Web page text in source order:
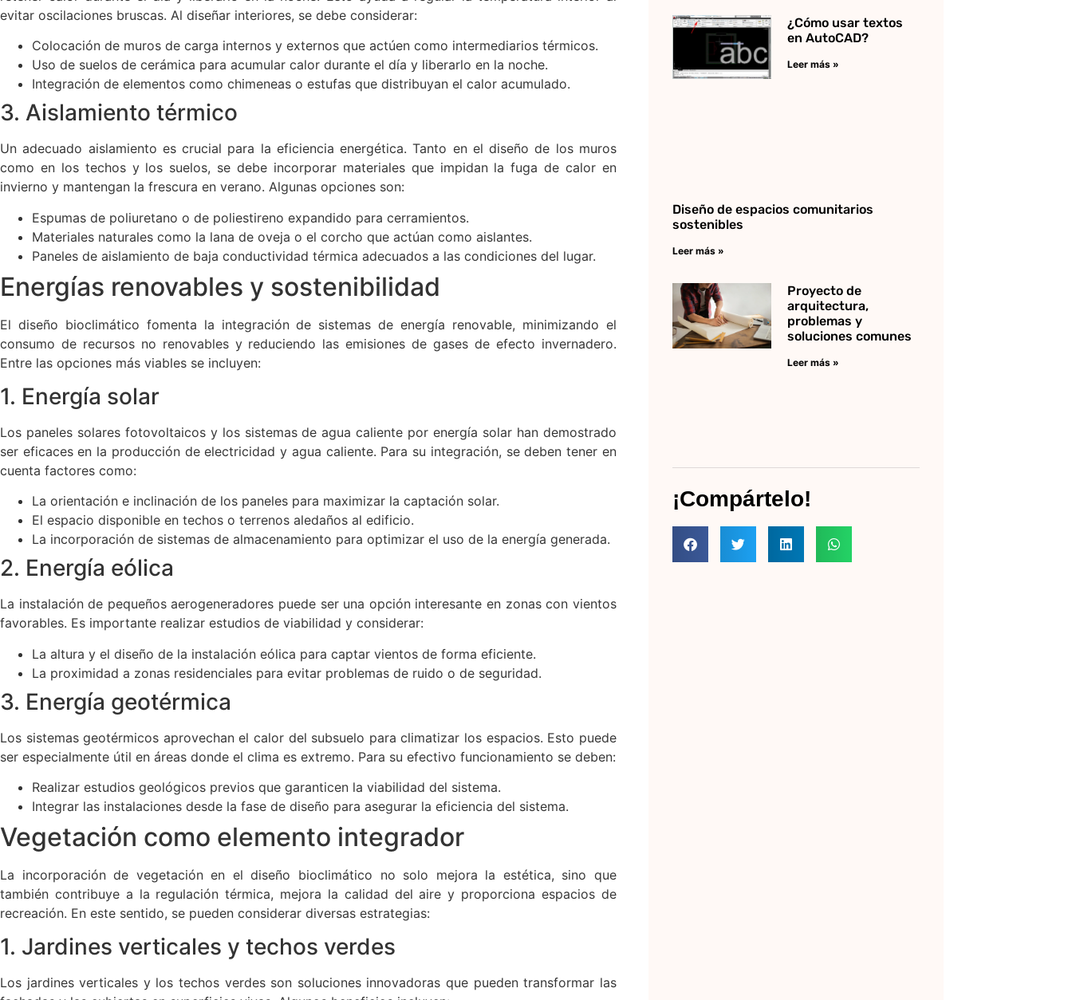
evitar oscilaciones bruscas. Al diseñar interiores, se debe considerar:
Colocación de muros de carga internos y externos que actúen como intermediarios térmicos.
Uso de suelos de cerámica para acumular calor durante el día y liberarlo en la noche.
Integración de elementos como chimeneas o estufas que distribuyan el calor acumulado.
3. Aislamiento térmico
Un adecuado aislamiento es crucial para la eficiencia energética. Tanto en el diseño de los muros
como en los techos y los suelos, se debe incorporar materiales que impidan la fuga de calor en
invierno y mantengan la frescura en verano. Algunas opciones son:
Espumas de poliuretano o de poliestireno expandido para cerramientos.
Materiales naturales como la lana de oveja o el corcho que actúan como aislantes.
Paneles de aislamiento de baja conductividad térmica adecuados a las condiciones del lugar.
Energías renovables y sostenibilidad
El diseño bioclimático fomenta la integración de sistemas de energía renovable, minimizando el
consumo de recursos no renovables y reduciendo las emisiones de gases de efecto invernadero.
Entre las opciones más viables se incluyen:
1. Energía solar
Los paneles solares fotovoltaicos y los sistemas de agua caliente por energía solar han demostrado
ser eficaces en la producción de electricidad y agua caliente. Para su integración, se deben tener en
cuenta factores como:
La orientación e inclinación de los paneles para maximizar la captación solar.
El espacio disponible en techos o terrenos aledaños al edificio.
La incorporación de sistemas de almacenamiento para optimizar el uso de la energía generada.
2. Energía eólica
La instalación de pequeños aerogeneradores puede ser una opción interesante en zonas con vientos
favorables. Es importante realizar estudios de viabilidad y considerar:
La altura y el diseño de la instalación eólica para captar vientos de forma eficiente.
La proximidad a zonas residenciales para evitar problemas de ruido o de seguridad.
3. Energía geotérmica
Los sistemas geotérmicos aprovechan el calor del subsuelo para climatizar los espacios. Esto puede
ser especialmente útil en áreas donde el clima es extremo. Para su efectivo funcionamiento se deben:
Realizar estudios geológicos previos que garanticen la viabilidad del sistema.
Integrar las instalaciones desde la fase de diseño para asegurar la eficiencia del sistema.
Vegetación como elemento integrador
La incorporación de vegetación en el diseño bioclimático no solo mejora la estética, sino que
también contribuye a la regulación térmica, mejora la calidad del aire y proporciona espacios de
recreación. En este sentido, se pueden considerar diversas estrategias:
1. Jardines verticales y techos verdes
Los jardines verticales y los techos verdes son soluciones innovadoras que pueden transformar las
¿Cómo usar textos
en AutoCAD?
Leer más »
Diseño de espacios comunitarios
sostenibles
Leer más »
Proyecto de
arquitectura,
problemas y
soluciones comunes
Leer más »
¡Compártelo!